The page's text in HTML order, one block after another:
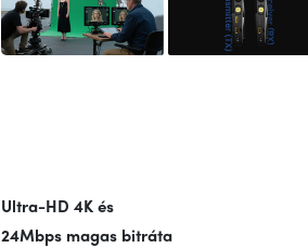
Ultra-HD 4K és
24Mbps magas bitráta